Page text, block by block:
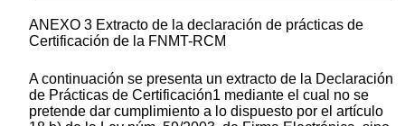
ANEXO 3 Extracto de la declaración de prácticas de
Certificación de la FNMT-RCM
A continuación se presenta un extracto de la Declaración
de Prácticas de Certificación1 mediante el cual no se
pretende dar cumplimiento a lo dispuesto por el artículo